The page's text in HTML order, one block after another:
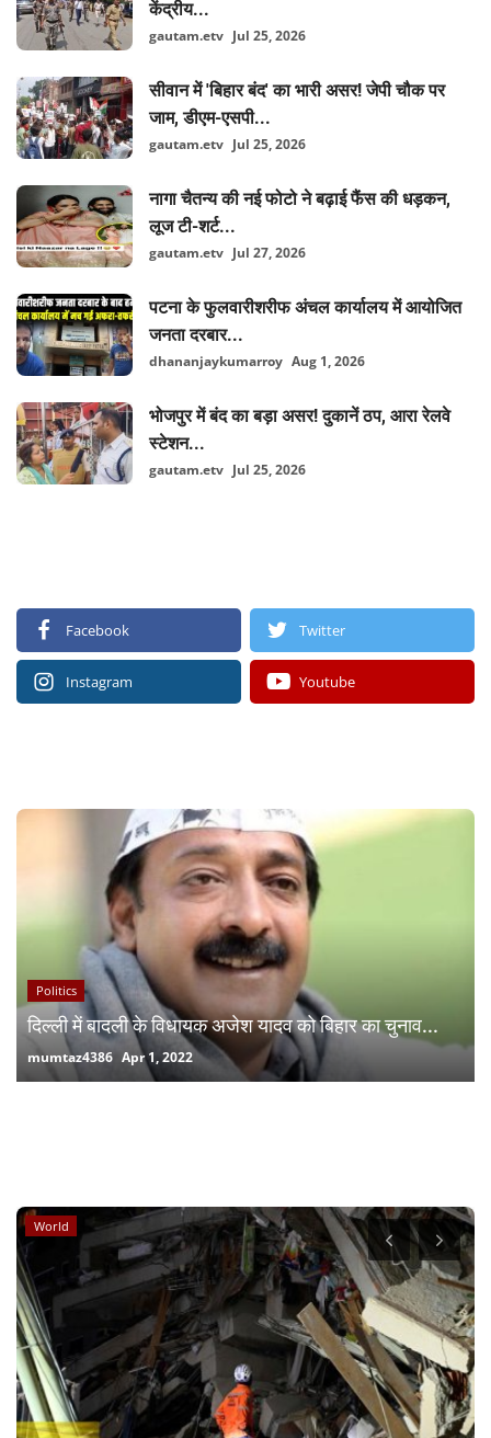
केंद्रीय...
gautam.etv Jul 25, 2026
सीवान में 'बिहार बंद' का भारी असर! जेपी चौक पर
जाम, डीएम-एसपी...
gautam.etv Jul 25, 2026
नागा चैतन्य की नई फोटो ने बढ़ाई फैंस की धड़कन,
लूज टी-शर्ट...
gautam.etv Jul 27, 2026
पटना के फुलवारीशरीफ अंचल कार्यालय में आयोजित
जनता दरबार...
dhananjaykumarroy Aug 1, 2026
भोजपुर में बंद का बड़ा असर! दुकानें ठप, आरा रेलवे
स्टेशन...
gautam.etv Jul 25, 2026
Facebook Twitter
Instagram Youtube
Politics
दिल्ली में बादली के विधायक अजेश यादव को बिहार का चुनाव...
mumtaz4386 Apr 1, 2022
World